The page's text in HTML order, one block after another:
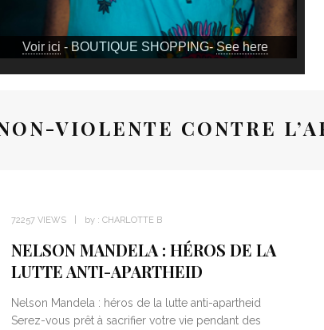
Voir ici - BOUTIQUE SHOPPING-See here
VIOLENTE CONTRE
72257 VIEWS by : CHARLOTTE B
NELSON MANDELA : HÉROS DE LA
LUTTE ANTI-APARTHEID
Nelson Mandela : héros de la lutte anti-apartheid
Serez-vous prêt à sacrifier votre vie pendant des